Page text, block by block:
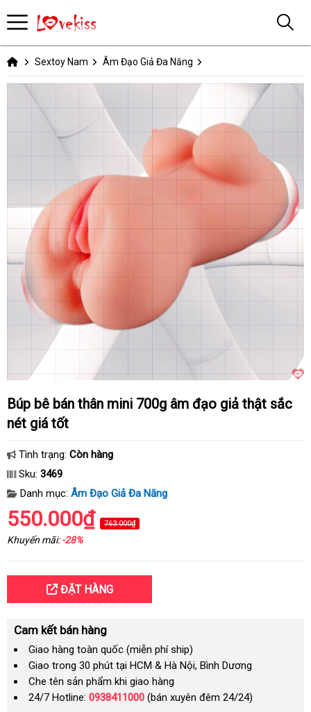
Sextoy Nam Âm Đạo Giả Đa Năng
Búp bê bán thân mini 700g âm đạo giả thật sắc
nét giá tốt
Tình trạng: Còn hàng
Sku: 3469
Danh mục: Âm Đạo Giả Đa Năng
550.000₫ 763.000₫
Khuyến mãi:-28%
ĐẶT HÀNG
Cam kết bán hàng
Giao hàng toàn quốc (miễn phí ship)
Giao trong 30 phút tại HCM & Hà Nội, Bình Dương
Che tên sản phẩm khi giao hàng
24/7 Hotline: 0938411000 (bán xuyên đêm 24/24)